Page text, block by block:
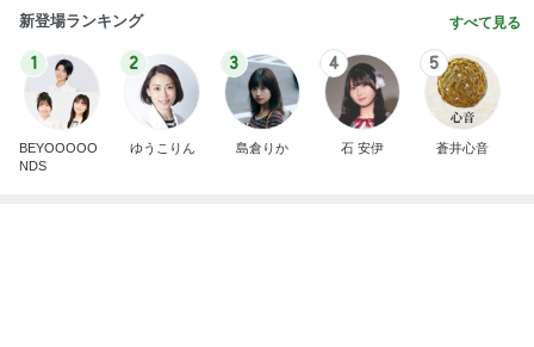
新登場ランキング すべて見る
1
BEYOOOOO
NDS
2
ゆうこりん
3
島倉りか
4
石 安伊
5
蒼井心音